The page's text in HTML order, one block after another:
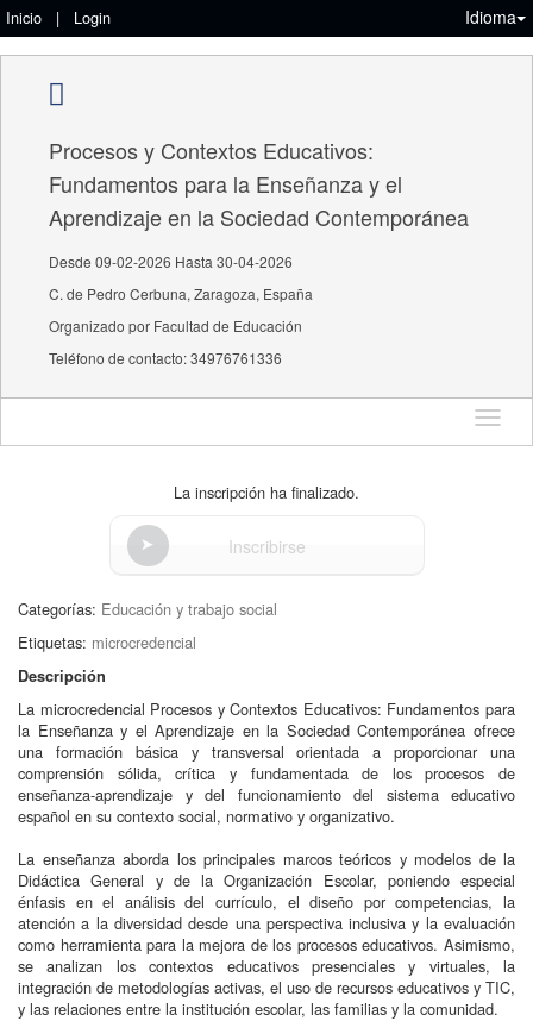
Inicio | Login Idioma
Procesos y Contextos Educativos:
Fundamentos para la Enseñanza y el
Aprendizaje en la Sociedad Contemporánea
Desde 09-02-2026 Hasta 30-04-2026
C. de Pedro Cerbuna, Zaragoza, España
Organizado por Facultad de Educación
Teléfono de contacto: 34976761336
Idioma
La inscripción ha finalizado.
Inscribirse
Categorías: Educación y trabajo social
Etiquetas: microcredencial
Descripción
La microcredencial Procesos y Contextos Educativos: Fundamentos para
la Enseñanza y el Aprendizaje en la Sociedad Contemporánea ofrece
una formación básica y transversal orientada a proporcionar una
comprensión sólida, crítica y fundamentada de los procesos de
enseñanza-aprendizaje y del funcionamiento del sistema educativo
español en su contexto social, normativo y organizativo.
La enseñanza aborda los principales marcos teóricos y modelos de la
Didáctica General y de la Organización Escolar, poniendo especial
énfasis en el análisis del currículo, el diseño por competencias, la
atención a la diversidad desde una perspectiva inclusiva y la evaluación
como herramienta para la mejora de los procesos educativos. Asimismo,
se analizan los contextos educativos presenciales y virtuales, la
integración de metodologías activas, el uso de recursos educativos y TIC,
y las relaciones entre la institución escolar, las familias y la comunidad.